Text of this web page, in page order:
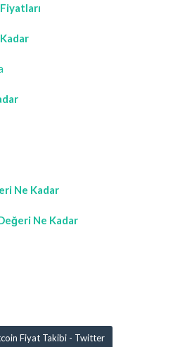
Ne Kadar
Ne Kadar
Fiyat Takibi - Twitter